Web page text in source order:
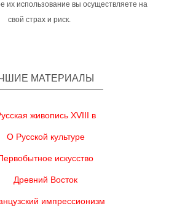
их использование вы осуществляете на
свой страх и риск.
МАТЕРИАЛЫ
живопись XVIII в
О Русской культуре
искусство
Древний Восток
импрессионизм